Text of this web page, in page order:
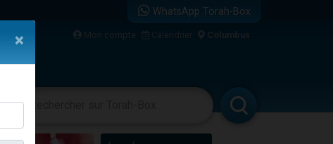
WhatsApp Torah-Box
Mon compte Calendrier Columbus
Divertissements
×